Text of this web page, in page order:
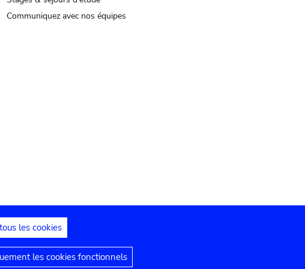
Communiquez avec nos équipes
Mentions juridiques Déclaration d'accessibilité
les cookies
les cookies fonctionnels